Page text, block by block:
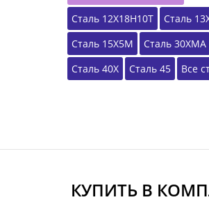
Сталь 12Х18Н10Т
Сталь
Сталь 15Х5М
Сталь 30ХМА
Сталь 40Х
Сталь 45 Все
КУПИТЬ В